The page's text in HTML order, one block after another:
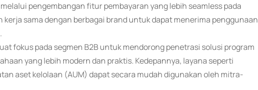
pengembangan fitur pembayaran yang lebih seamless pada
sama dengan berbagai brand untuk dapat menerima penggunaan
fokus pada segmen B2B untuk mendorong penetrasi solusi program
yang lebih modern dan praktis. Kedepannya, layana seperti
aset kelolaan (AUM) dapat secara mudah digunakan oleh mitra-